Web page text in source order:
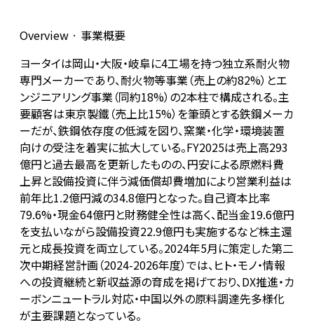
Overview · 事業概要
ヨータイは岡山・大阪・岐阜に4工場を持つ独立系耐火物
専門メーカーであり、耐火物等事業（売上の約82%）とエ
ンジニアリング事業（同約18%）の2本柱で構成される。主
要顧客は東京製鐵（売上比15%）を筆頭とする鉄鋼メーカ
ーだが、鉄鋼依存度の低減を図り、窯業・化学・環境装置
向けの受注を着実に拡大している。FY2025は売上高293
億円と過去最高を更新したものの、円安による原燃料費
上昇と設備投資に伴う減価償却費増加により営業利益は
前年比1.2億円減の34.8億円となった。自己資本比率
79.6%・現金64億円と財務健全性は高く、配当金19.6億円
を支払いながら設備投資22.9億円も実施するなど株主還
元と成長投資を両立している。2024年5月に策定した第二
次中期経営計画（2024-2026年度）では、ヒト・モノ・情報
への投資継続と新収益源の育成を掲げており、DX推進・カ
ーボンニュートラル対応・中国以外の原料調達先多様化
が主要課題となっている。